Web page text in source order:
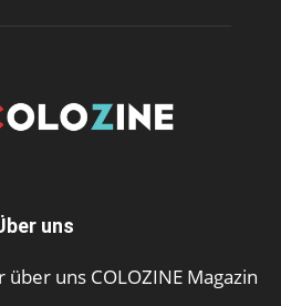
uns
uns COLOZINE Magazin